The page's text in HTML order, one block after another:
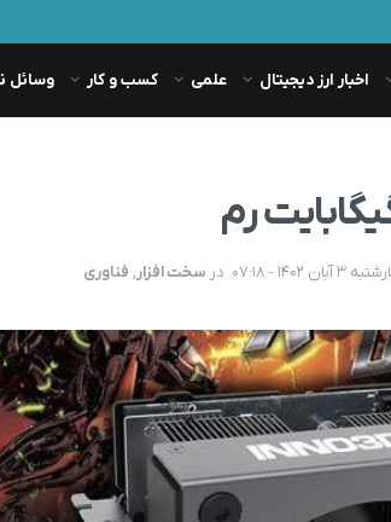
اخبار ارز دیجیتال علمی کسب و کار وسائل
در سخت افزار, فناوری